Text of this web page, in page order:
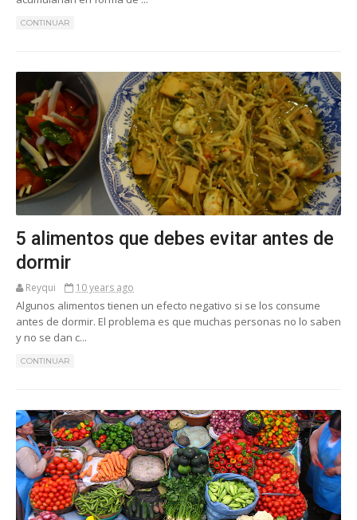
CONTINUAR
5 alimentos que debes evitar antes de
dormir
Reyqui 10 years ago
Algunos alimentos tienen un efecto negativo si se los consume
antes de dormir. El problema es que muchas personas no lo saben
y no se dan c...
CONTINUAR